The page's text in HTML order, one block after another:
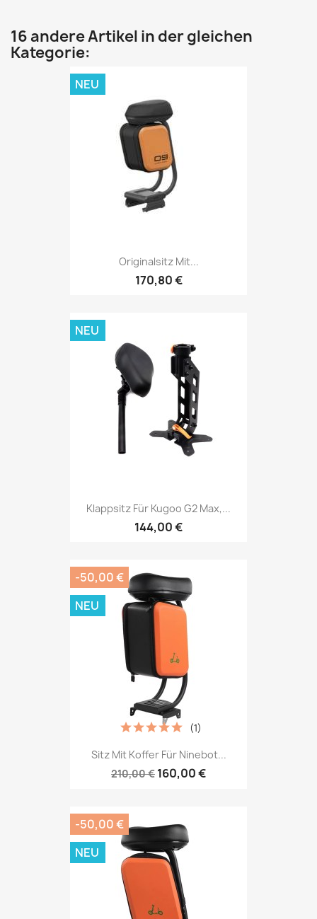
16 andere Artikel in der gleichen
Kategorie:
Originalsitz Mit...
170,80 €
NEU
Klappsitz Für Kugoo G2 Max,...
144,00 €
NEU
Sitz Mit Koffer Für Ninebot...
210,00 € 160,00 €
(1)
-50,00 €
NEU
-50,00 €
NEU